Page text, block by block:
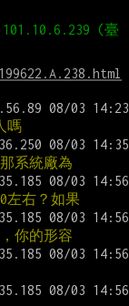
(臺
嗎
系統廠為
左右？如果
你的形容